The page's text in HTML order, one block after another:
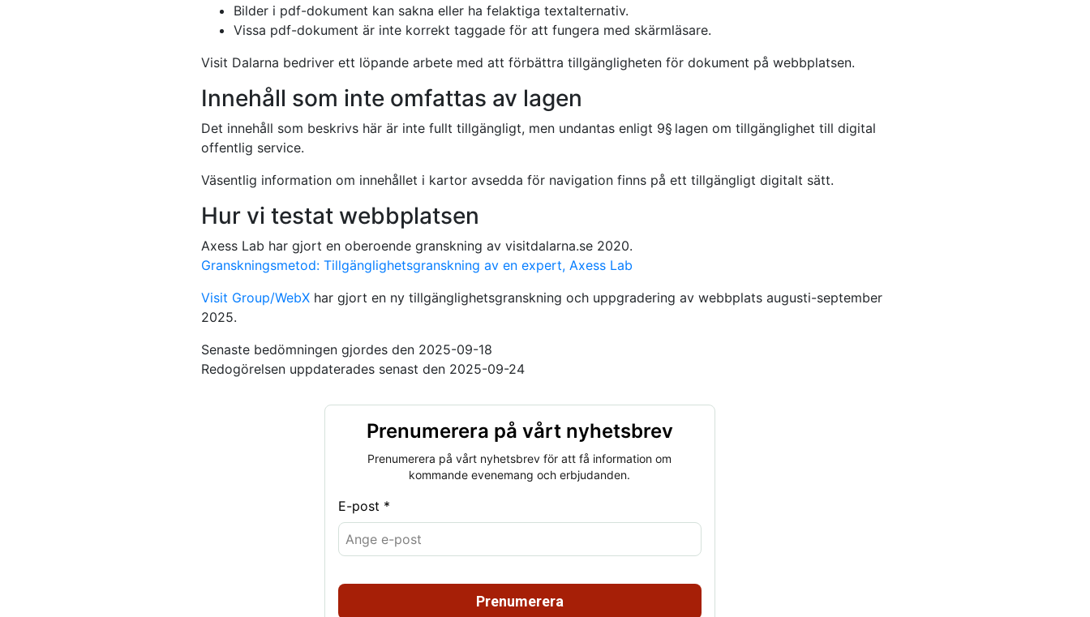
Bilder i pdf-dokument kan sakna eller ha felaktiga textalternativ.
Vissa pdf-dokument är inte korrekt taggade för att fungera med skärmläsare.
Visit Dalarna bedriver ett löpande arbete med att förbättra tillgängligheten för dokument på webbplatsen.
Innehåll som inte omfattas av lagen
Det innehåll som beskrivs här är inte fullt tillgängligt, men undantas enligt 9§ lagen om tillgänglighet till digital
offentlig service.
Väsentlig information om innehållet i kartor avsedda för navigation finns på ett tillgängligt digitalt sätt.
Hur vi testat webbplatsen
Axess Lab har gjort en oberoende granskning av visitdalarna.se 2020.
Granskningsmetod: Tillgänglighetsgranskning av en expert, Axess Lab
Visit Group/WebX har gjort en ny tillgänglighetsgranskning och uppgradering av webbplats augusti-september
2025.
Senaste bedömningen gjordes den 2025-09-18
Redogörelsen uppdaterades senast den 2025-09-24
Prenumerera på vårt nyhetsbrev
Prenumerera på vårt nyhetsbrev för att få information om
kommande evenemang och erbjudanden.
E-post *
Prenumerera